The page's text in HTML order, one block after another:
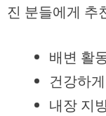
진 분들에게 추
배변 활
건강하
내장 지